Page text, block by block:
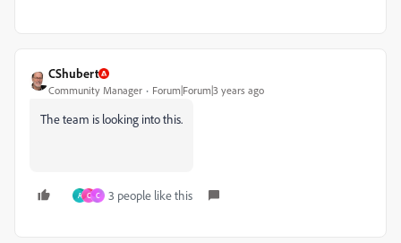
CShubert
Community Manager Forum|Forum|3 years ago
The team is looking into this.
A C C 3 people like this